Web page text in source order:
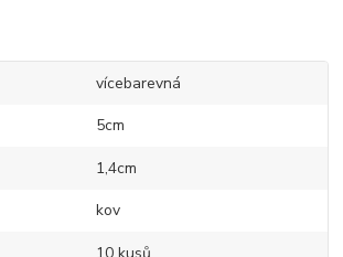
vícebarevná
5cm
1,4cm
kov